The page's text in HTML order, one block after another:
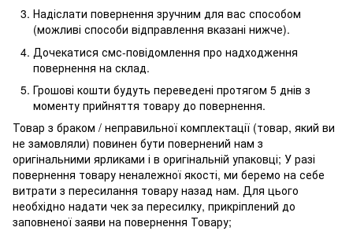
Надіслати повернення зручним для вас способом
(можливі способи відправлення вказані нижче).
Дочекатися смс-повідомлення про надходження
повернення на склад.
Грошові кошти будуть переведені протягом 5 днів з
моменту прийняття товару до повернення.
Товар з браком / неправильної комплектації (товар, який ви
не замовляли) повинен бути повернений нам з
оригінальними ярликами і в оригінальній упаковці; У разі
повернення товару неналежної якості, ми беремо на себе
витрати з пересилання товару назад нам. Для цього
необхідно надати чек за пересилку, прикріплений до
заповненої заяви на повернення Товару;